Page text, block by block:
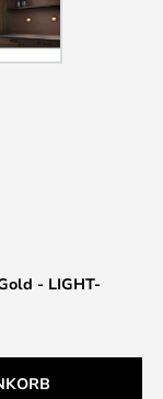
- LIGHT-